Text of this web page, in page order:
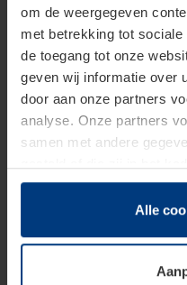
om de weergegeven
met betrekking tot sociale
de toegang tot onze
geven wij informatie over
door aan onze partners
analyse. Onze partners
samen met andere
dienstverlening hebben
Juridisch zijn wij
onze pagina's absoluut
soorten cookies is uw
Alle